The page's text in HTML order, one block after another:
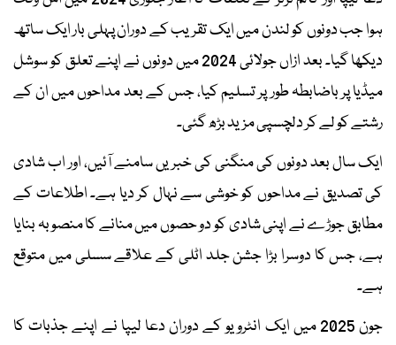
ہوا جب دونوں کو لندن میں ایک تقریب کے دوران پہلی بار ایک ساتھ
دیکھا گیا۔ بعد ازاں جولائی 2024 میں دونوں نے اپنے تعلق کو سوشل
میڈیا پر باضابطہ طور پر تسلیم کیا، جس کے بعد مداحوں میں ان کے
رشتے کو لے کر دلچسپی مزید بڑھ گئی۔
ایک سال بعد دونوں کی منگنی کی خبریں سامنے آئیں، اور اب شادی
کی تصدیق نے مداحوں کو خوشی سے نہال کر دیا ہے۔ اطلاعات کے
مطابق جوڑے نے اپنی شادی کو دو حصوں میں منانے کا منصوبہ بنایا
ہے، جس کا دوسرا بڑا جشن جلد اٹلی کے علاقے سسلی میں متوقع
ہے۔
جون 2025 میں ایک انٹرویو کے دوران دعا لیپا نے اپنے جذبات کا